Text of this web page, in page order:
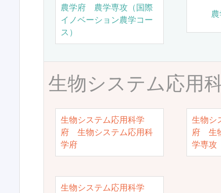
農学府 農学専攻（国際
イノベーション農学コー
ス）
生物システム応用
生物システム応用科学
府 生物システム応用科
学府
生物シ
府 生
学専攻
生物システム応用科学